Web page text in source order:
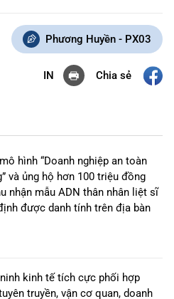
Phương Huyền - PX03
IN Chia sẻ
hình “Doanh nghiệp an toàn
và ủng hộ hơn 100 triệu đồng
nhận mẫu ADN thân nhân liệt sĩ
được danh tính trên địa bàn
kinh tế tích cực phối hợp
truyền, vận cơ quan, doanh